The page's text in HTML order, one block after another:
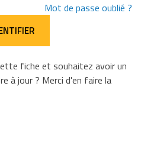
Mot de passe oublié ?
fiche et souhaitez avoir un
à jour ? Merci d'en faire la